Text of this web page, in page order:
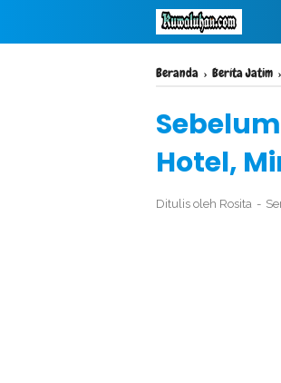
MAHABARATA
Beranda › Berita Jatim ›
Hotel,
Ditulis oleh Rosita